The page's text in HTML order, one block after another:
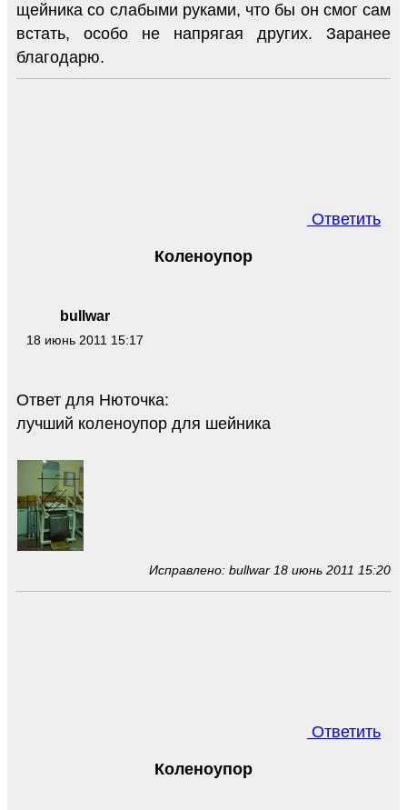
щейника со слабыми руками, что бы он смог сам
встать, особо не напрягая других. Заранее
благодарю.
Ответить
bullwar
18 июнь 2011 15:17
Коленоупор
Ответ для Нюточка:
лучший коленоупор для шейника
Исправлено: bullwar 18 июнь 2011 15:20
Ответить
Коленоупор